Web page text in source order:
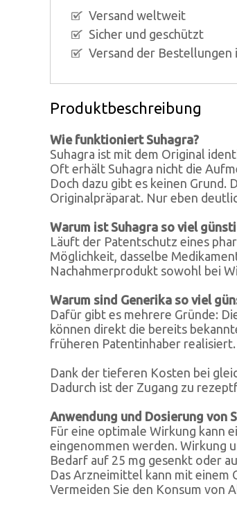
Versand weltweit
Sicher und geschützt
Versand der Bestellungen
Produktbeschreibung
Wie funktioniert Suhagra?
Suhagra ist mit dem Original
Oft erhält Suhagra nicht die
Doch dazu gibt es keinen
Originalpräparat. Nur eben
Warum ist Suhagra so viel
Läuft der Patentschutz eines
Möglichkeit, dasselbe
Nachahmerprodukt sowohl bei
Warum sind Generika so viel
Dafür gibt es mehrere Gründe:
können direkt die bereits
früheren Patentinhaber realisiert.
Dank der tieferen Kosten bei
Dadurch ist der Zugang zu
Anwendung und Dosierung von
Für eine optimale Wirkung kann
eingenommen werden. Wirkung
Bedarf auf 25 mg gesenkt oder
Das Arzneimittel kann mit einem
Vermeiden Sie den Konsum von